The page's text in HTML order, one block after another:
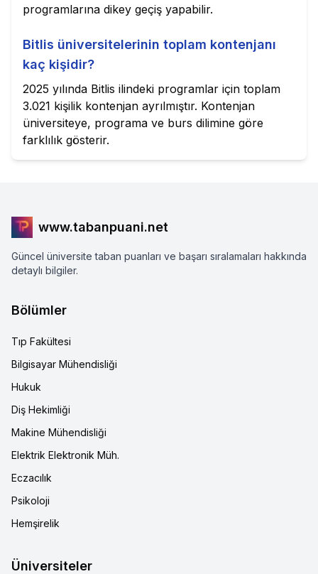
programlarına dikey geçiş yapabilir.
Bitlis üniversitelerinin toplam kontenjanı
kaç kişidir?
2025 yılında Bitlis ilindeki programlar için toplam
3.021 kişilik kontenjan ayrılmıştır. Kontenjan
üniversiteye, programa ve burs dilimine göre
farklılık gösterir.
www.tabanpuani.net
Güncel üniversite taban puanları ve başarı sıralamaları hakkında
detaylı bilgiler.
Bölümler
Tıp Fakültesi
Bilgisayar Mühendisliği
Hukuk
Diş Hekimliği
Makine Mühendisliği
Elektrik Elektronik Müh.
Eczacılık
Psikoloji
Hemşirelik
Üniversiteler